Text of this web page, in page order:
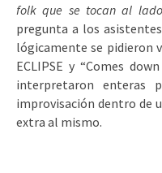
folk que se tocan al
pregunta a los
lógicamente se pidieron
ECLIPSE y “Comes
interpretaron enteras
improvisación dentro de
extra al mismo.